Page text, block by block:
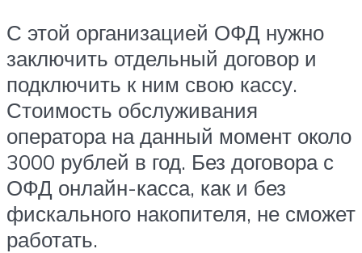
С этой организацией ОФД нужно
заключить отдельный договор и
подключить к ним свою кассу.
Стоимость обслуживания
оператора на данный момент около
3000 рублей в год. Без договора с
ОФД онлайн-касса, как и без
фискального накопителя, не сможет
работать.